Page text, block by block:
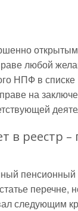
любой
НПФ в списке
на
в реестр –
перечне,
следующим